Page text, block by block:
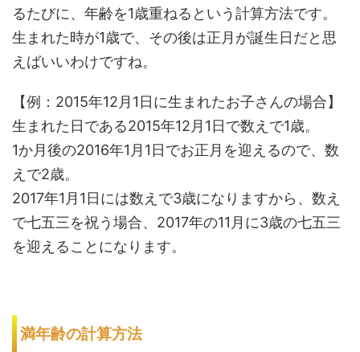
るたびに、年齢を1歳重ねるという計算方法です。
生まれた時が1歳で、その後は正月が誕生日だと思
えばいいわけですね。
【例：2015年12月1日に生まれたお子さんの場合】
生まれた日である2015年12月1日で数えで1歳。
1か月後の2016年1月1日でお正月を迎えるので、数
えで2歳。
2017年1月1日には数えで3歳になりますから、数え
で七五三を祝う場合、2017年の11月に3歳の七五三
を迎えることになります。
満年齢の計算方法